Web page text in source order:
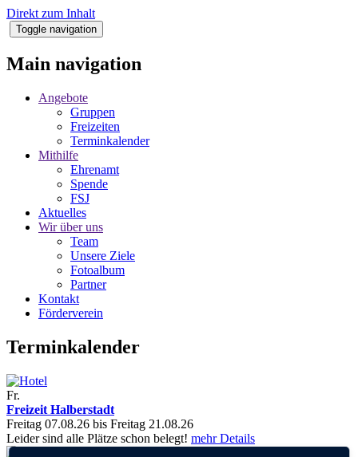
Direkt zum Inhalt
Toggle navigation
Main navigation
Angebote
Gruppen
Freizeiten
Terminkalender
Mithilfe
Ehrenamt
Spende
FSJ
Aktuelles
Wir über uns
Team
Unsere Ziele
Fotoalbum
Partner
Kontakt
Förderverein
Terminkalender
Fr.
Freizeit Halberstadt
Freitag 07.08.26 bis Freitag 21.08.26
Leider sind alle Plätze schon belegt! mehr Details